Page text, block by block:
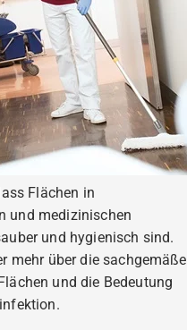
Flächen in
und medizinischen
und hygienisch sind.
mehr über die sachgemäße
und die Bedeutung